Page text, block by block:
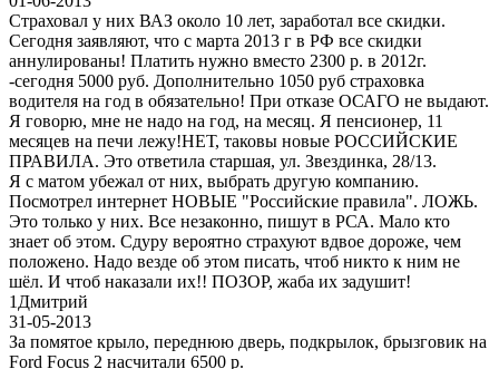
Страховал у них ВАЗ около 10 лет, заработал все скидки.
Сегодня заявляют, что с марта 2013 г в РФ все скидки
аннулированы! Платить нужно вместо 2300 р. в 2012г.
-сегодня 5000 руб. Дополнительно 1050 руб страховка
водителя на год в обязательно! При отказе ОСАГО не выдают.
Я говорю, мне не надо на год, на месяц. Я пенсионер, 11
месяцев на печи лежу!НЕТ, таковы новые РОССИЙСКИЕ
ПРАВИЛА. Это ответила старшая, ул. Звездинка, 28/13.
Я с матом убежал от них, выбрать другую компанию.
Посмотрел интернет НОВЫЕ "Российские правила". ЛОЖЬ.
Это только у них. Все незаконно, пишут в РСА. Мало кто
знает об этом. Сдуру вероятно страхуют вдвое дороже, чем
положено. Надо везде об этом писать, чтоб никто к ним не
шёл. И чтоб наказали их!! ПОЗОР, жаба их задушит!
1 Дмитрий
31-05-2013
За помятое крыло, переднюю дверь, подкрылок, брызговик на
Ford Focus 2 насчитали 6500 р.